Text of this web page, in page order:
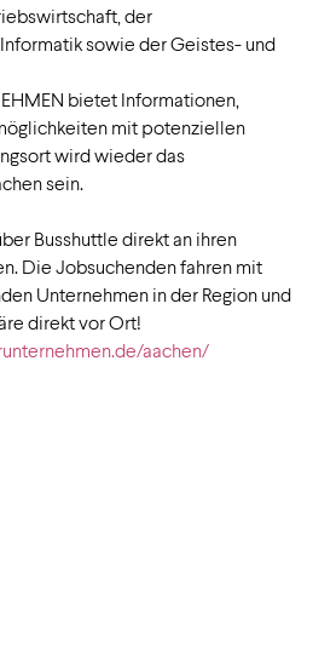
der
sowie der Geistes- und
bietet Informationen,
mit potenziellen
wird wieder das
sein.
Busshuttle direkt an ihren
Die Jobsuchenden fahren mit
Unternehmen in der Region und
direkt vor Ort!
aachen/